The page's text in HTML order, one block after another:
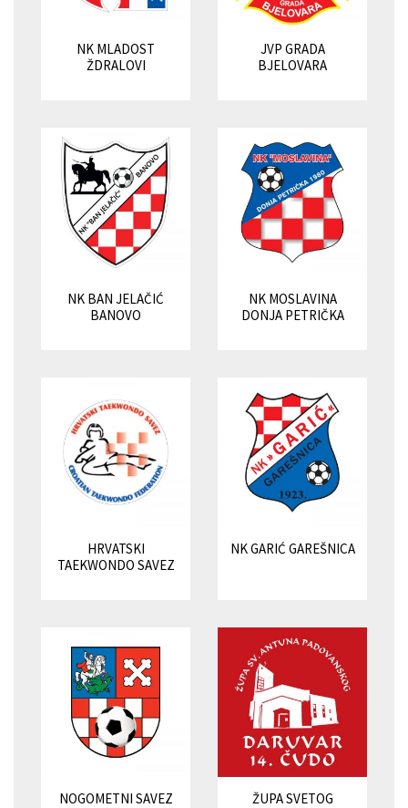
NK MLADOST
ŽDRALOVI
JVP GRADA
BJELOVARA
NK BAN JELAČIĆ
BANOVO
NK MOSLAVINA
DONJA PETRIČKA
HRVATSKI
TAEKWONDO SAVEZ
NK GARIĆ GAREŠNICA
NOGOMETNI SAVEZ
ŽUPA SVETOG